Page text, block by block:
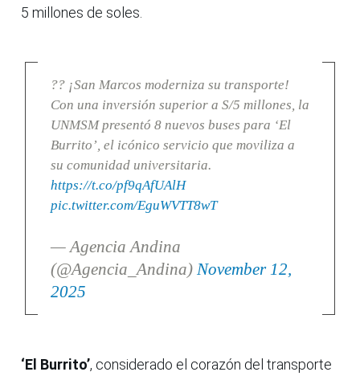
5 millones de soles.
?? ¡San Marcos moderniza su transporte!
Con una inversión superior a S/5 millones, la
UNMSM presentó 8 nuevos buses para ‘El
Burrito’, el icónico servicio que moviliza a
su comunidad universitaria.
https://t.co/pf9qAfUAlH
pic.twitter.com/EguWVTT8wT
— Agencia Andina
(@Agencia_Andina) November 12,
2025
‘El Burrito’, considerado el corazón del transporte